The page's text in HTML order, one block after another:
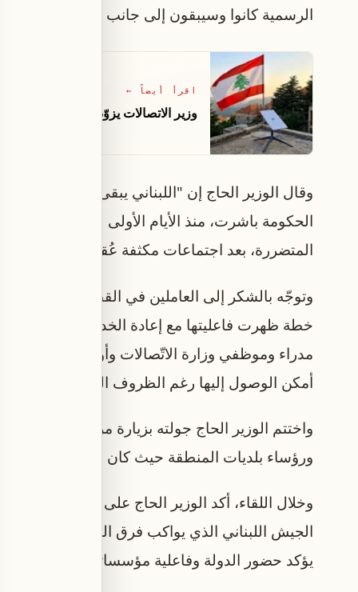
الرسمية كانوا وسيبقون إلى جانب الأهالي في
اقرأ أيضاً ←
وزير الاتصالات يزوّد بلدية رميش بأول
وقال الوزير الحاج إن "اللبناني يبقى السند الحقيقي
الحكومة باشرت، منذ الأيام الأولى لوقف
المتضررة، بعد اجتماعات مكثفة عُقدت في السراي
وتوجّه بالشكر إلى العاملين في القطاع الذين وصفهم
مدراء وموظفي وزارة الاتّصالات وأوجيرو وشركتي
أمكن الوصول إليها رغم الظروف الصعبة.
واختتم الوزير الحاج جولته بزيارة مركز
ورؤساء بلديات المنطقة حيث كان في استقباله
وخلال اللقاء، أكد الوزير الحاج على استكمال معالجة
الجيش اللبناني الذي يواكب فرق العمل على الأرض،
يؤكد حضور الدولة وفاعلية مؤسساتها، رغم التحديات